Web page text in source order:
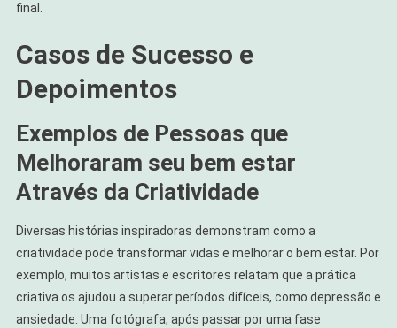
final.
Casos de Sucesso e
Depoimentos
Exemplos de Pessoas que
Melhoraram seu bem estar
Através da Criatividade
Diversas histórias inspiradoras demonstram como a
criatividade pode transformar vidas e melhorar o bem estar. Por
exemplo, muitos artistas e escritores relatam que a prática
criativa os ajudou a superar períodos difíceis, como depressão e
ansiedade. Uma fotógrafa, após passar por uma fase